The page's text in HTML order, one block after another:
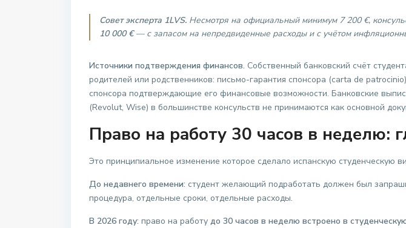
Совет эксперта 1LVS. Несмотря на официальный минимум 7 200 €,
10 000 €— с запасом на непредвиденные расходы и с учётом
Источники подтверждения финансов. Собственный банковский счёт
родителей или родственников: письмо-гарантия спонсора (carta de
спонсора подтверждающие его финансовые возможности. Банковские
(Revolut, Wise) в большинстве консульств не принимаются как основной
Право на работу 30 часов в неделю:
Это принципиальное изменение которое сделало испанскую студенческую
До недавнего времени: студент желающий подработать должен был
процедура, отдельные сроки, отдельные расходы.
В 2026 году: право на работу до 30 часов в неделю встроено в